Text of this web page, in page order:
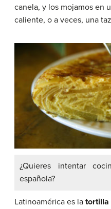
canela, y los mojamos en
caliente, o a veces, una
¿Quieres intentar
española?
Latinoamérica es la tortilla